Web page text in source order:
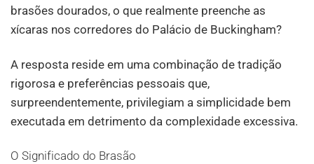
brasões dourados, o que realmente preenche as
xícaras nos corredores do Palácio de Buckingham?
A resposta reside em uma combinação de tradição
rigorosa e preferências pessoais que,
surpreendentemente, privilegiam a simplicidade bem
executada em detrimento da complexidade excessiva.
O Significado do Brasão